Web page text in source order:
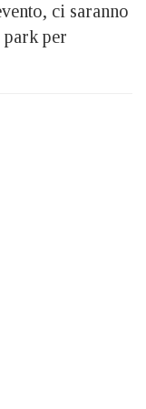
ci saranno
per